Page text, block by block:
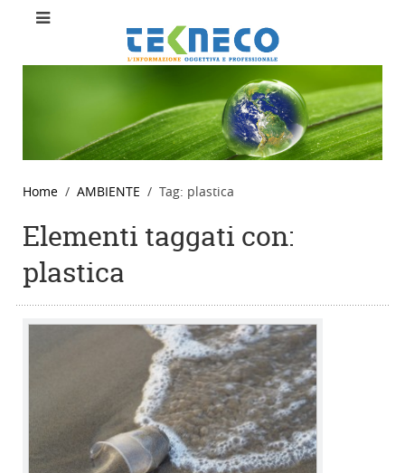
Home AMBIENTE Tag: plastica
Elementi taggati con:
plastica